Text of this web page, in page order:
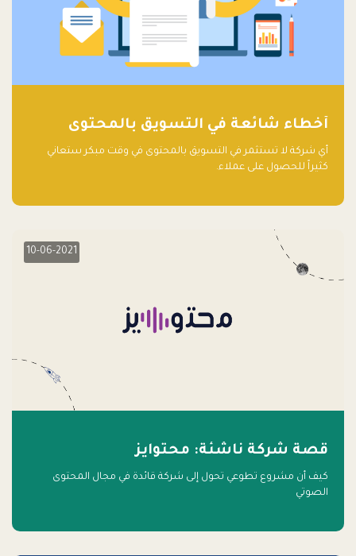
أخطاء شائعة في التسويق بالمحتوى
أي شركة لا تستثمر في التسويق بالمحتوى في وقت مبكر ستعاني
كثيراً للحصول على عملاء.
10-06-2021
قصة شركة ناشئة: محتوايز
كيف أن مشروع تطوعي تحول إلى شركة قائدة في مجال المحتوى
الصوتي